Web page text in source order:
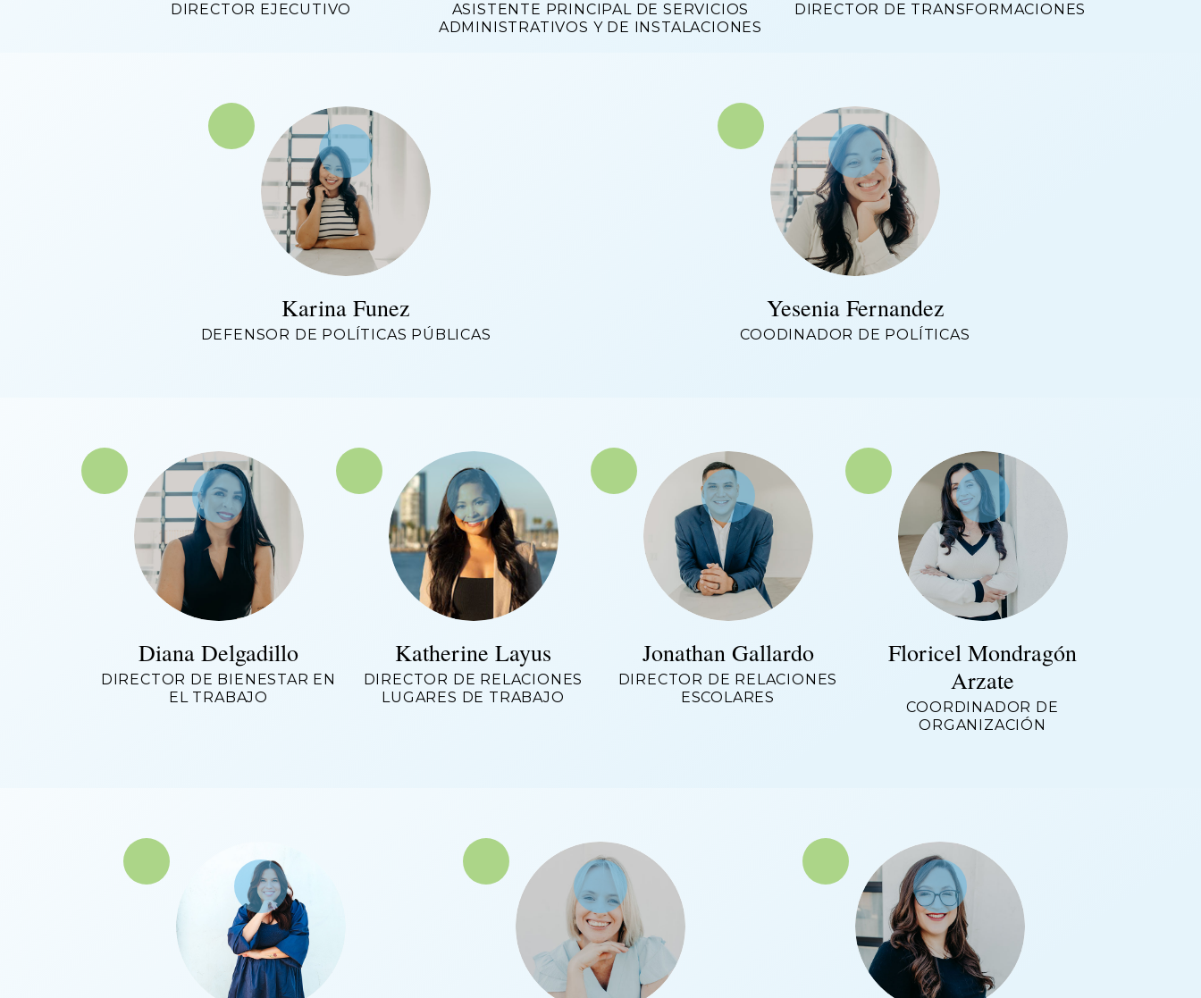
DIRECTOR EJECUTIVO
ASISTENTE PRINCIPAL DE SERVICIOS
ADMINISTRATIVOS Y DE INSTALACIONES
DIRECTOR DE TRANSFORMACIONES
Karina Funez
DEFENSOR DE POLÍTICAS PÚBLICAS
Yesenia Fernandez
COODINADOR DE POLÍTICAS
Diana Delgadillo
DIRECTOR DE BIENESTAR EN
EL TRABAJO
Katherine Layus
DIRECTOR DE RELACIONES
LUGARES DE TRABAJO
Jonathan Gallardo
DIRECTOR DE RELACIONES
ESCOLARES
Floricel Mondragón
Arzate
COORDINADOR DE
ORGANIZACIÓN